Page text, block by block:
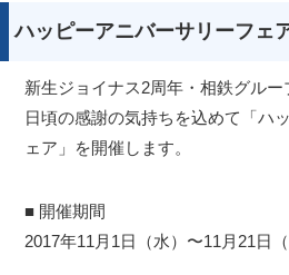
ハッピーアニバーサリーフェ
新生ジョイナス2周年・相鉄グルー
日頃の感謝の気持ちを込めて「ハ
ェア」を開催します。
■ 開催期間
2017年11月1日（水）〜11月21日（